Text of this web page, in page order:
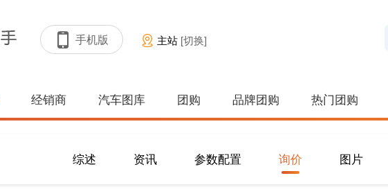
手机版 主站 [切换]
经销商 汽车图库 团购 品牌团购 热门团购
综述 资讯 参数配置 询价 图片